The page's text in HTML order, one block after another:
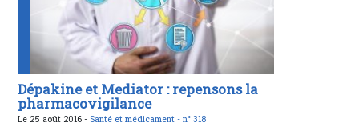
Dépakine et Mediator : repensons la
pharmacovigilance
Le 25 août 2016 - Santé et médicament -n° 318